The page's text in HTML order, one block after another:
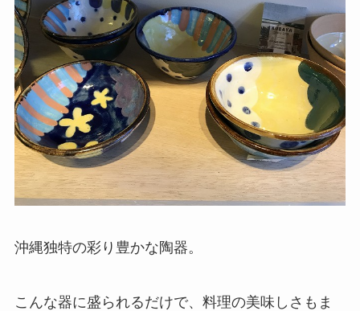
沖縄独特の彩り豊かな陶器。
こんな器に盛られるだけで、料理の美味しさもま